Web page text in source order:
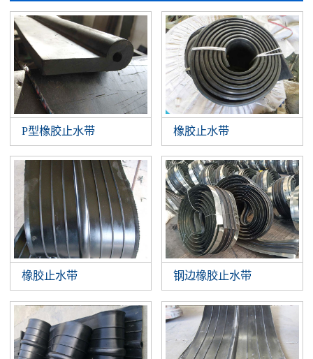
P型橡胶止水带 橡胶止水带
橡胶止水带 钢边橡胶止水带